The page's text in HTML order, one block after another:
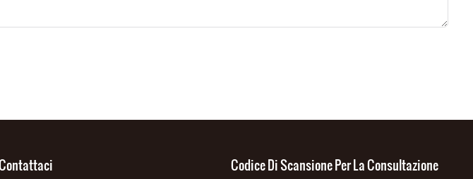
Codice Di Scansione Per La Consultazione